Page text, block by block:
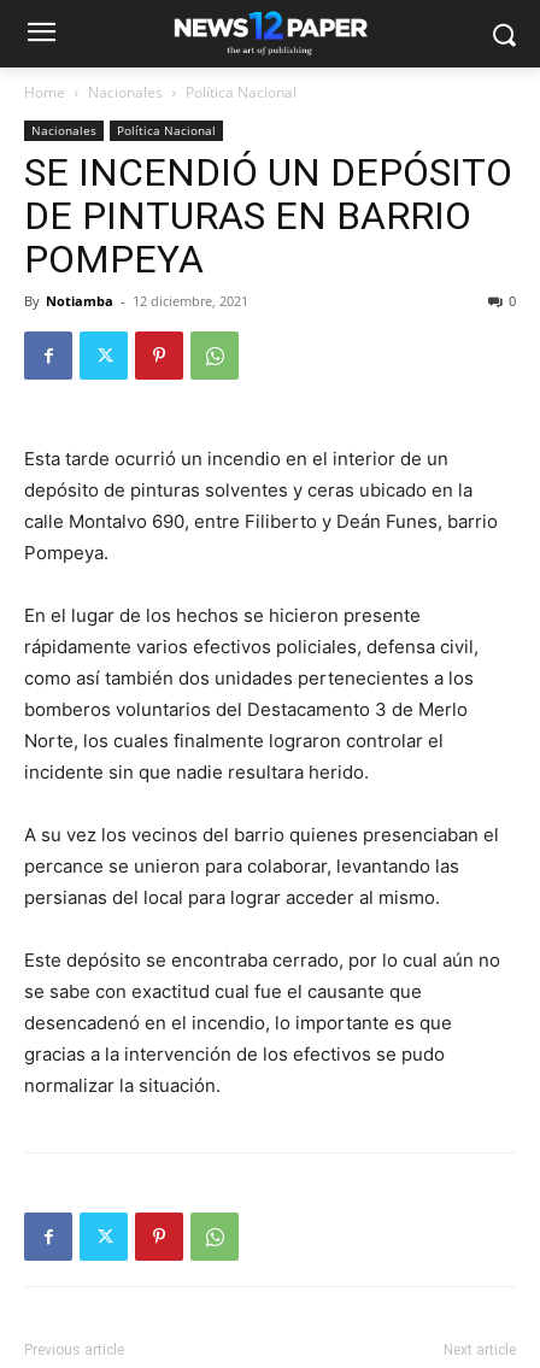
Home Nacionales Política Nacional
Nacionales Política Nacional
SE INCENDIÓ UN DEPÓSITO
DE PINTURAS EN BARRIO
POMPEYA
By Notiamba - 12 diciembre, 2021 0
Esta tarde ocurrió un incendio en el interior de un
depósito de pinturas solventes y ceras ubicado en la
calle Montalvo 690, entre Filiberto y Deán Funes, barrio
Pompeya.
En el lugar de los hechos se hicieron presente
rápidamente varios efectivos policiales, defensa civil,
como así también dos unidades pertenecientes a los
bomberos voluntarios del Destacamento 3 de Merlo
Norte, los cuales finalmente lograron controlar el
incidente sin que nadie resultara herido.
A su vez los vecinos del barrio quienes presenciaban el
percance se unieron para colaborar, levantando las
persianas del local para lograr acceder al mismo.
Este depósito se encontraba cerrado, por lo cual aún no
se sabe con exactitud cual fue el causante que
desencadenó en el incendio, lo importante es que
gracias a la intervención de los efectivos se pudo
normalizar la situación.
Previous article Next article